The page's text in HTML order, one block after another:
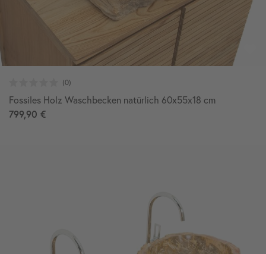
Fossiles Holz Waschbecken natürlich 60x55x18 cm
799,90 €